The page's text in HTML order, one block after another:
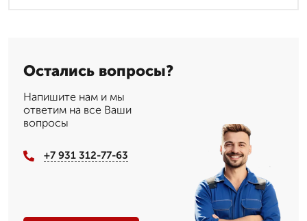
Остались вопросы?
Напишите нам и мы
ответим на все Ваши
вопросы
+7 931 312-77-63